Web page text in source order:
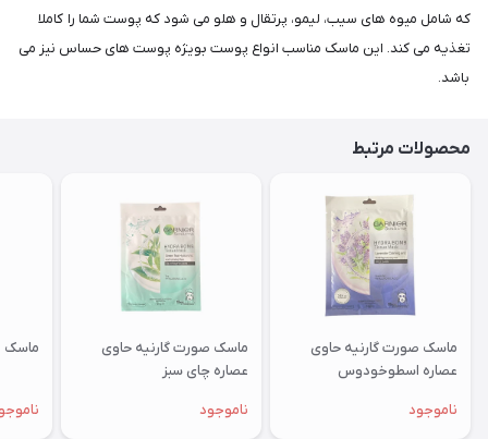
که شامل میوه های سیب، لیمو، پرتقال و هلو می شود که پوست شما را کاملا
تغذیه می کند. این ماسک مناسب انواع پوست بویژه پوست های حساس نیز می
باشد.
محصولات مرتبط
ماسک صورت گارنیه حاوی
عصاره اسطوخودوس
ناموجود
ماسک صورت گارنیه حاوی
عصاره چای سبز
ناموجود
ماسک